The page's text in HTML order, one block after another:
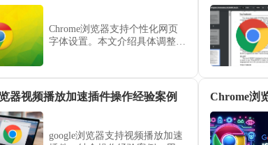
Chrome浏览器支持个性化网页
字体设置。本文介绍具体调整技
器视频播放加速插件操作经验案例
google浏览器支持视频播放加速
Chrome浏